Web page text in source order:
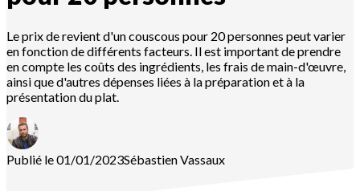
Le prix de revient d'un couscous pour 20 personnes peut varier
en fonction de différents facteurs. Il est important de prendre
en compte les coûts des ingrédients, les frais de main-d'œuvre,
ainsi que d'autres dépenses liées à la préparation et à la
présentation du plat.
Publié le 01/01/2023SébastienVassaux